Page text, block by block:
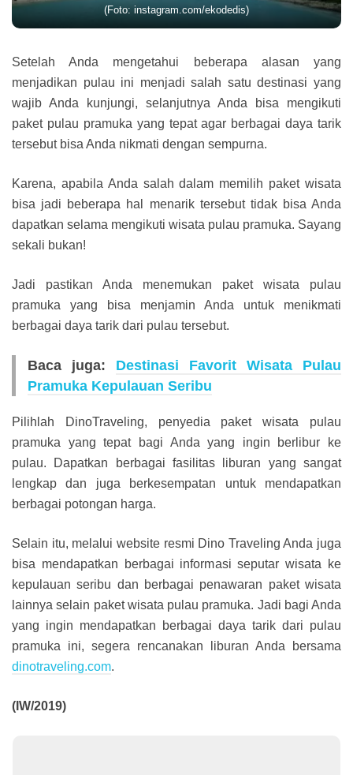
(Foto: instagram.com/ekodedis)
Setelah Anda mengetahui beberapa alasan yang
menjadikan pulau ini menjadi salah satu destinasi yang
wajib Anda kunjungi, selanjutnya Anda bisa mengikuti
paket pulau pramuka yang tepat agar berbagai daya tarik
tersebut bisa Anda nikmati dengan sempurna.
Karena, apabila Anda salah dalam memilih paket wisata
bisa jadi beberapa hal menarik tersebut tidak bisa Anda
dapatkan selama mengikuti wisata pulau pramuka. Sayang
sekali bukan!
Jadi pastikan Anda menemukan paket wisata pulau
pramuka yang bisa menjamin Anda untuk menikmati
berbagai daya tarik dari pulau tersebut.
Baca juga: Destinasi Favorit Wisata Pulau
Pramuka Kepulauan Seribu
Pilihlah DinoTraveling, penyedia paket wisata pulau
pramuka yang tepat bagi Anda yang ingin berlibur ke
pulau. Dapatkan berbagai fasilitas liburan yang sangat
lengkap dan juga berkesempatan untuk mendapatkan
berbagai potongan harga.
Selain itu, melalui website resmi Dino Traveling Anda juga
bisa mendapatkan berbagai informasi seputar wisata ke
kepulauan seribu dan berbagai penawaran paket wisata
lainnya selain paket wisata pulau pramuka. Jadi bagi Anda
yang ingin mendapatkan berbagai daya tarik dari pulau
pramuka ini, segera rencanakan liburan Anda bersama
dinotraveling.com.
(IW/2019)